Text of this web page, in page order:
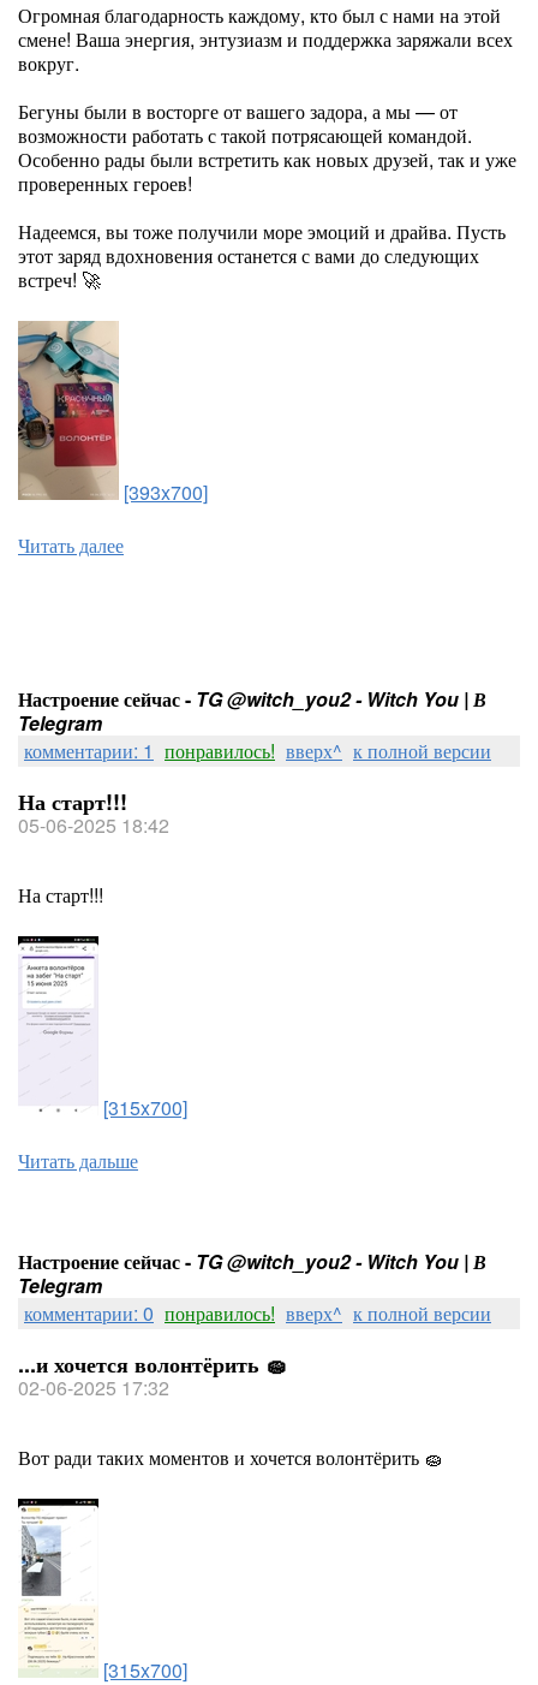
Огромная благодарность каждому, кто был с нами на этой
смене! Ваша энергия, энтузиазм и поддержка заряжали всех
вокруг.
Бегуны были в восторге от вашего задора, а мы — от
возможности работать с такой потрясающей командой.
Особенно рады были встретить как новых друзей, так и уже
проверенных героев!
Надеемся, вы тоже получили море эмоций и драйва. Пусть
этот заряд вдохновения останется с вами до следующих
встреч! 🚀
[393x700]
Читать далее
Настроение сейчас - TG @witch_you2 - Witch You | В
Telegram
комментарии: 1 понравилось! вверх^ к полной версии
На старт!!!
05-06-2025 18:42
На старт!!!
[315x700]
Читать дальше
Настроение сейчас - TG @witch_you2 - Witch You | В
Telegram
комментарии: 0 понравилось! вверх^ к полной версии
...и хочется волонтёрить 🧽
02-06-2025 17:32
Вот ради таких моментов и хочется волонтёрить 🧽
[315x700]